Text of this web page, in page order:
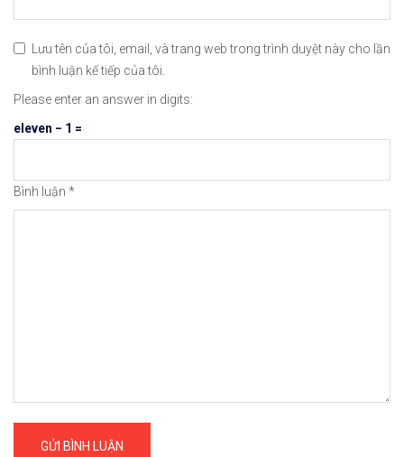
Lưu tên của tôi, email, và trang web trong trình duyệt này cho lần
bình luận kế tiếp của tôi.
Please enter an answer in digits:
eleven − 1 =
Bình luận *